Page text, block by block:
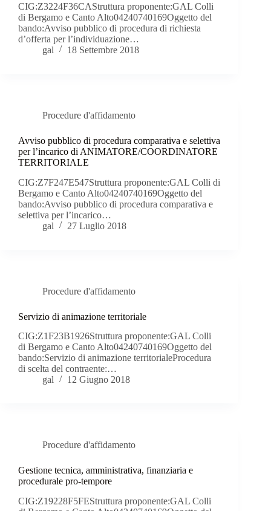
CIG:Z3224F36CAStruttura proponente:GAL Colli
di Bergamo e Canto Alto04240740169Oggetto del
bando:Avviso pubblico di procedura di richiesta
d’offerta per l’individuazione…
gal
18 Settembre 2018
Procedure d'affidamento
Avviso pubblico di procedura comparativa e selettiva
per l’incarico di ANIMATORE/COORDINATORE
TERRITORIALE
CIG:Z7F247E547Struttura proponente:GAL Colli di
Bergamo e Canto Alto04240740169Oggetto del
bando:Avviso pubblico di procedura comparativa e
selettiva per l’incarico…
gal
27 Luglio 2018
Procedure d'affidamento
Servizio di animazione territoriale
CIG:Z1F23B1926Struttura proponente:GAL Colli
di Bergamo e Canto Alto04240740169Oggetto del
bando:Servizio di animazione territorialeProcedura
di scelta del contraente:…
gal
12 Giugno 2018
Procedure d'affidamento
Gestione tecnica, amministrativa, finanziaria e
procedurale pro-tempore
CIG:Z19228F5FEStruttura proponente:GAL Colli